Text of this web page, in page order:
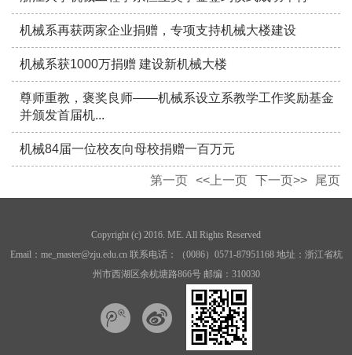
机械系再获两家企业捐赠，专项支持机械大楼建设
机械系获1000万捐赠 建设新机械大楼
尊师重教，褒奖良师——机械系设立系教学工作奖励基金
并颁发首届机...
机械84届一位校友向母校捐赠一百万元
第一页 <<上一页 下一页>> 尾页
Copyright (c) 2016. ME. All Rights Reserved
Email：me_master@zju.edu.cn 联系电话：（0086）0571-87951168 地址：浙江省杭
州市西湖区余杭塘路866号 邮编：310030